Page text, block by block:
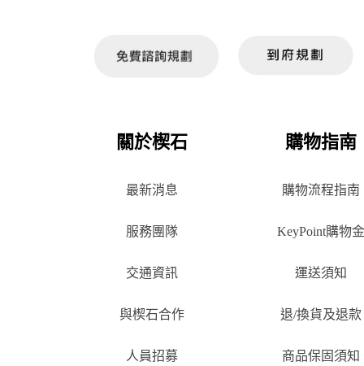
關於楔石 購物指南
最新消息 購物流程指南
服務團隊 KeyPoint購物金
交通資訊 運送須知
與楔石合作 退/換貨及退款
人員招募 商品保固須知